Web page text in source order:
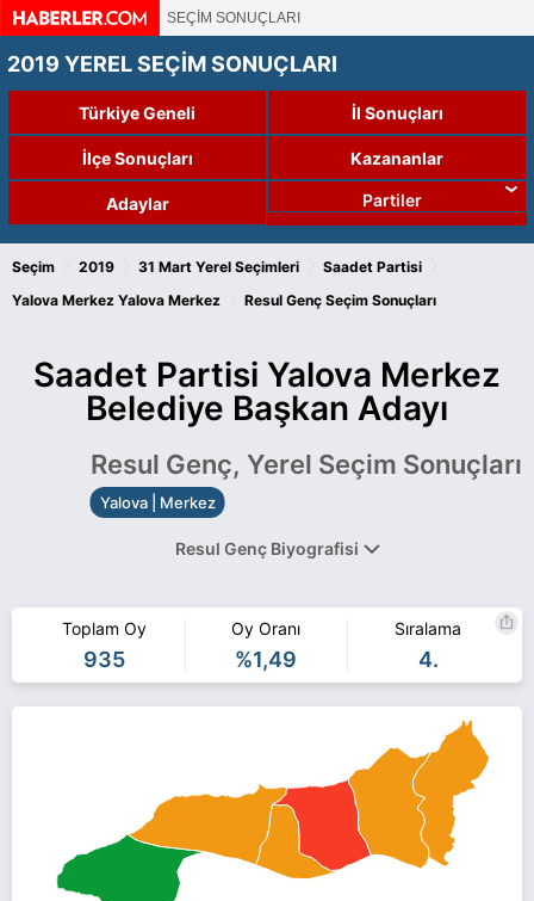
SEÇİM SONUÇLARI
2019 YEREL SEÇİM SONUÇLARI
Türkiye Geneli İl Sonuçları
İlçe Sonuçları Kazananlar
Adaylar Partiler
Seçim 2019 31 Mart Yerel Seçimleri Saadet Partisi
Yalova Merkez Yalova Merkez Resul Genç Seçim Sonuçları
Saadet Partisi Yalova Merkez
Belediye Başkan Adayı
Resul Genç, Yerel Seçim Sonuçları
Yalova | Merkez
Resul Genç Biyografisi
tamamladı. 1974'te Eskişehir İktisadi ve Ticari İlimler Akademisine
başlayan Genç, 1978 yılında mezun oldu. 1980'de İstanbul'da
memuriyet hayatına başlayan Genç, 1983'te memurluktan
ayrılarak özel bir şirkette çalışmaya başladı.
1988'de Yalova'ya gelen Genç, serbest muhasebecilik yapmaya
başladı. Milli Görüş hareketinin içinde çeşitli kademelerde görev
yapan Genç, MGV Milli Gençlik Vakfı ve AGD Anadolu Gençlik
Derneğinde çeşitli görevler ve başkanlıklar yaptı.
Halen serbest muhasebecilik yapan evli ve 2 çocuk babası Genç,
31 Mart yerel seçimlerinde Saadet Partisinden merkez belediye
başkan adayı gösterildi.
Resul Genç Yalova Merkez belediye başkan adayı olarak Saadet
Toplam Oy
935
Oy Oranı
%1,49
Sıralama
4.